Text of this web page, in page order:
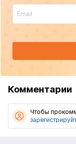
Комментарии
Чтобы